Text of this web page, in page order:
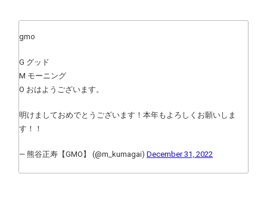
gmo
G グッド
M モーニング
O おはようございます。
明けましておめでとうございます！本年もよろしくお願いしま
す！！
— 熊谷正寿【GMO】 (@m_kumagai) December 31, 2022